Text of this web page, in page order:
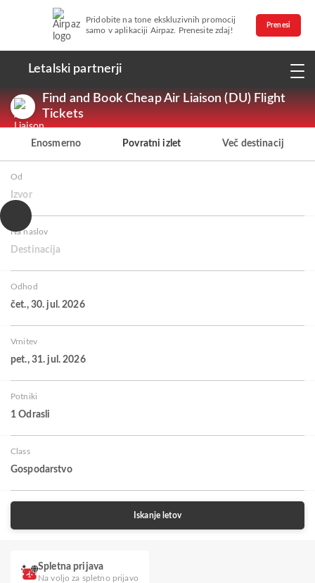
Pridobite na tone ekskluzivnih promocij
samo v aplikaciji Airpaz. Prenesite zdaj!
Prenesi
Letalski partnerji
Find and Book Cheap Air Liaison (DU) Flight
Tickets
Enosmerno Povratni izlet Več destinacij
Od
Izvor
Na naslov
Destinacija
Odhod
čet., 30. jul. 2026
Vrnitev
pet., 31. jul. 2026
Potniki
1 Odrasli
Class
Gospodarstvo
Iskanje letov
Spletna prijava
Na voljo za spletno prijavo